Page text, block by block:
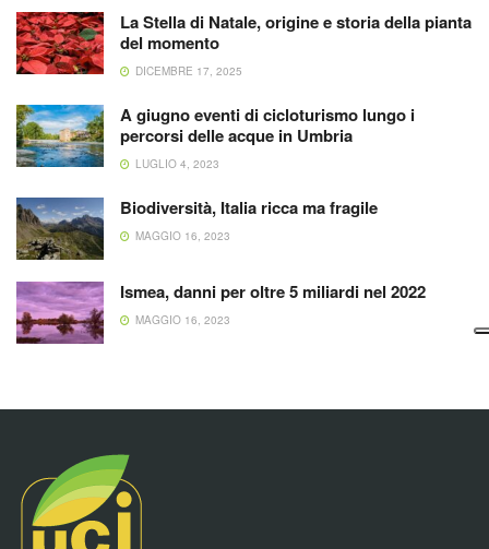
La Stella di Natale, origine e storia della pianta
del momento
DICEMBRE 17, 2025
A giugno eventi di cicloturismo lungo i
percorsi delle acque in Umbria
LUGLIO 4, 2023
Biodiversità, Italia ricca ma fragile
MAGGIO 16, 2023
Ismea, danni per oltre 5 miliardi nel 2022
MAGGIO 16, 2023